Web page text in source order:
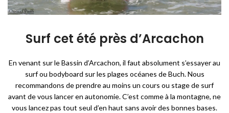
Surf cet été près d’Arcachon
En venant sur le Bassin d’Arcachon, il faut absolument s’essayer au
surf ou bodyboard sur les plages océanes de Buch. Nous
recommandons de prendre au moins un cours ou stage de surf
avant de vous lancer en autonomie. C’est comme à la montagne, ne
vous lancez pas tout seul d’en haut sans avoir des bonnes bases.